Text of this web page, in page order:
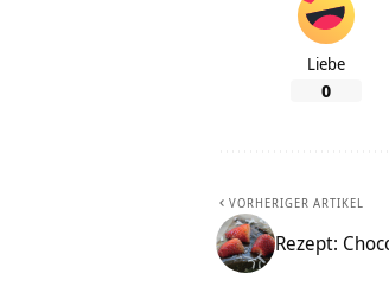
Liebe
0
VORHERIGER ARTIKEL
Rezept: